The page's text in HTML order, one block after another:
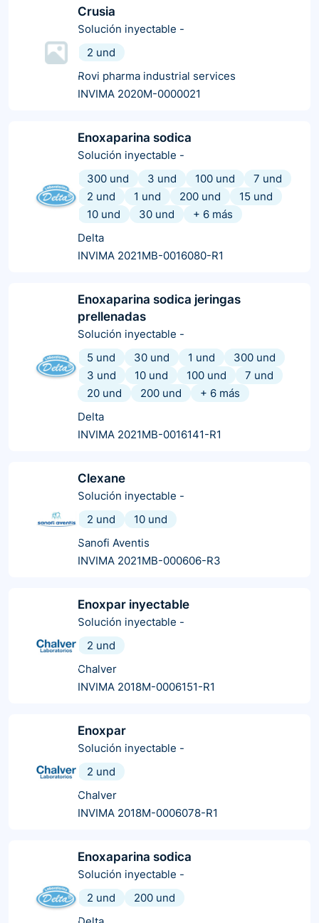
Crusia
Solución inyectable -
2 und
Rovi pharma industrial services
INVIMA 2020M-0000021
Enoxaparina sodica
Solución inyectable -
300 und
3 und 100 und
7 und
2 und
1 und 200 und
15 und
10 und
30 und + 6 más
Delta
INVIMA 2021MB-0016080-R1
Enoxaparina sodica jeringas
prellenadas
Solución inyectable -
5 und
30 und 1 und
300 und
3 und
10 und 100 und
7 und
20 und
200 und + 6 más
Delta
INVIMA 2021MB-0016141-R1
Clexane
Solución inyectable -
2 und
10 und
Sanofi Aventis
INVIMA 2021MB-000606-R3
Enoxpar inyectable
Solución inyectable -
2 und
Chalver
INVIMA 2018M-0006151-R1
Enoxpar
Solución inyectable -
2 und
Chalver
INVIMA 2018M-0006078-R1
Enoxaparina sodica
Solución inyectable -
2 und
200 und